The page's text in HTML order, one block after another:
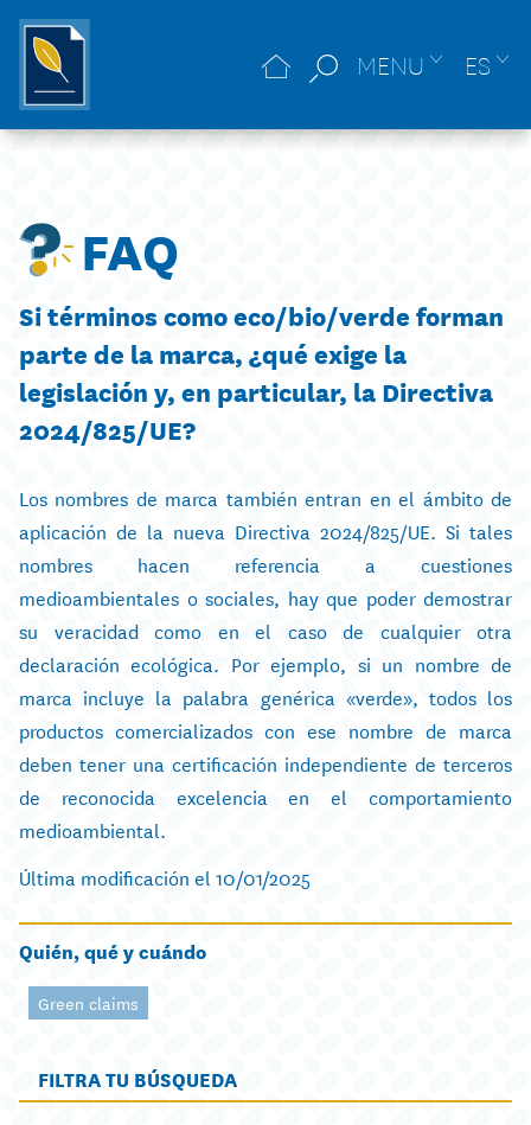
MENU ES
FAQ
Si términos como eco/bio/verde forman
parte de la marca, ¿qué exige la
legislación y, en particular, la Directiva
2024/825/UE?
Los nombres de marca también entran en el ámbito de
aplicación de la nueva Directiva 2024/825/UE. Si tales
nombres hacen referencia a cuestiones
medioambientales o sociales, hay que poder demostrar
su veracidad como en el caso de cualquier otra
declaración ecológica. Por ejemplo, si un nombre de
marca incluye la palabra genérica «verde», todos los
productos comercializados con ese nombre de marca
deben tener una certificación independiente de terceros
de reconocida excelencia en el comportamiento
medioambiental.
Última modificación el 10/01/2025
Quién, qué y cuándo
Green claims
FILTRA TU BÚSQUEDA